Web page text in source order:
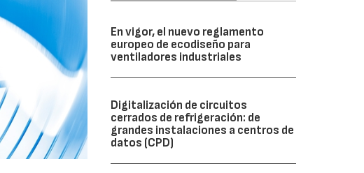
En vigor, el nuevo reglamento
europeo de ecodiseño para
ventiladores industriales
Digitalización de circuitos
cerrados de refrigeración: de
grandes instalaciones a centros de
datos (CPD)